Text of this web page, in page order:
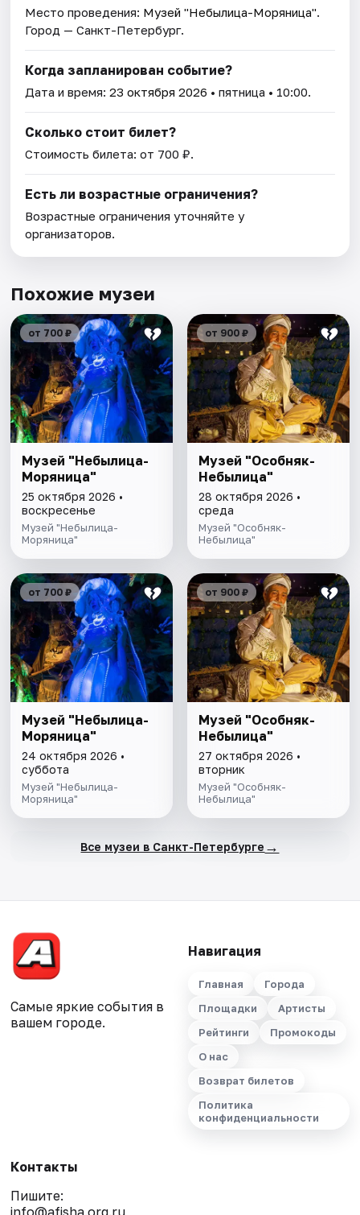
Место проведения: Музей "Небылица-Моряница".
Город — Санкт-Петербург.
Когда запланирован событие?
Дата и время:23 октября 2026 • пятница • 10:00.
Сколько стоит билет?
Стоимость билета: от 700 ₽.
Есть ли возрастные ограничения?
Возрастные ограничения уточняйте у
организаторов.
Похожие музеи
от 700 ₽
Музей "Небылица-
Моряница"
25 октября 2026 •
воскресенье
Музей "Небылица-
Моряница"
от 900 ₽
Музей "Особняк-
Небылица"
28 октября 2026 •
среда
Музей "Особняк-
Небылица"
от 700 ₽
Музей "Небылица-
Моряница"
24 октября 2026 •
суббота
Музей "Небылица-
Моряница"
от 900 ₽
Музей "Особняк-
Небылица"
27 октября 2026 •
вторник
Музей "Особняк-
Небылица"
Все музеи в Санкт-Петербурге →
Самые яркие события в
вашем городе.
Навигация
Главная
Города
Площадки
Артисты
Рейтинги
Промокоды
О нас
Возврат билетов
Политика
конфиденциальности
Контакты
Пишите: